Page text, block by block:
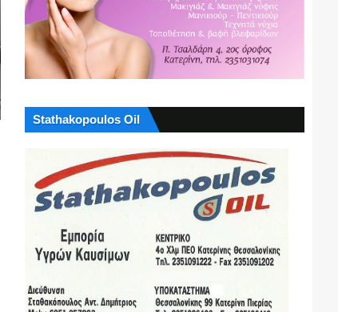
Stathakopoulos Oil